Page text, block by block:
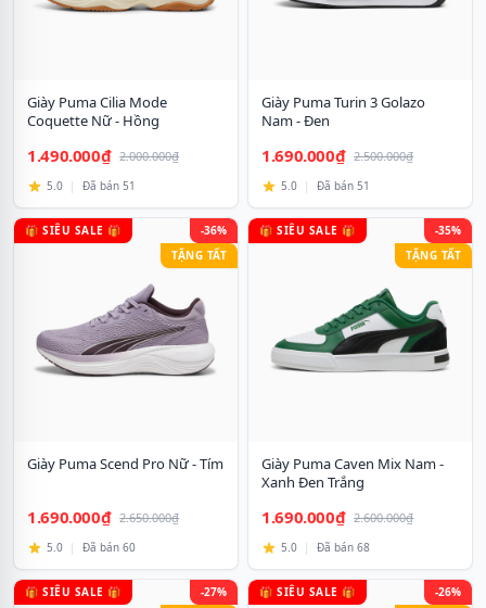
Giày Puma Cilia Mode
Coquette Nữ - Hồng
1.490.000₫ 2.000.000₫
5.0 | Đã bán 51
Giày Puma Turin 3 Golazo
Nam - Đen
1.690.000₫ 2.500.000₫
5.0 | Đã bán 51
🎁 SIÊU SALE 🎁
-36%
TẶNG TẤT
Giày Puma Scend Pro Nữ - Tím
1.690.000₫ 2.650.000₫
5.0 | Đã bán 60
🎁 SIÊU SALE 🎁
-35%
TẶNG TẤT
Giày Puma Caven Mix Nam -
Xanh Đen Trắng
1.690.000₫ 2.600.000₫
5.0 | Đã bán 68
🎁 SIÊU SALE 🎁
-27%
🎁 SIÊU SALE 🎁
-26%